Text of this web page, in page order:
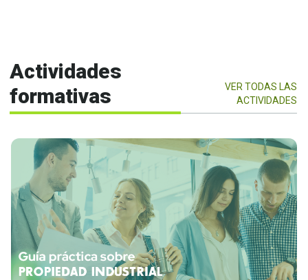
Actividades
formativas
VER TODAS LAS
ACTIVIDADES